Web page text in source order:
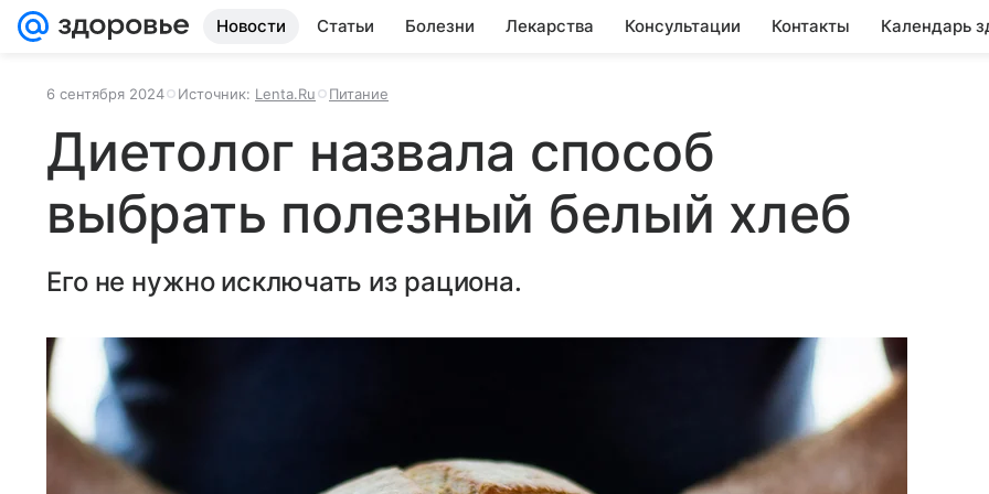
Новости Статьи Болезни Лекарства Консультации Контакты Календарь
6 сентября 2024 Источник: Lenta.Ru Питание
Диетолог назвала способ
выбрать полезный белый хлеб
Его не нужно исключать из рациона.